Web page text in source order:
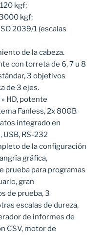
kgf;
3000 kgf;
2039/1 (escalas
de la cabeza.
con torreta de 6, 7 u 8
3 objetivos
de 3 ejes.
HD, potente
Fanless, 2x 80GB
integrado en
USB, RS-232
de la configuración
gráfica,
prueba para programas
gran
de prueba, 3
escalas de dureza,
de informes de
CSV, motor de